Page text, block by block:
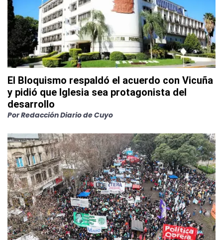
El Bloquismo respaldó el acuerdo con Vicuña
y pidió que Iglesia sea protagonista del
desarrollo
PorRedacción Diario de Cuyo